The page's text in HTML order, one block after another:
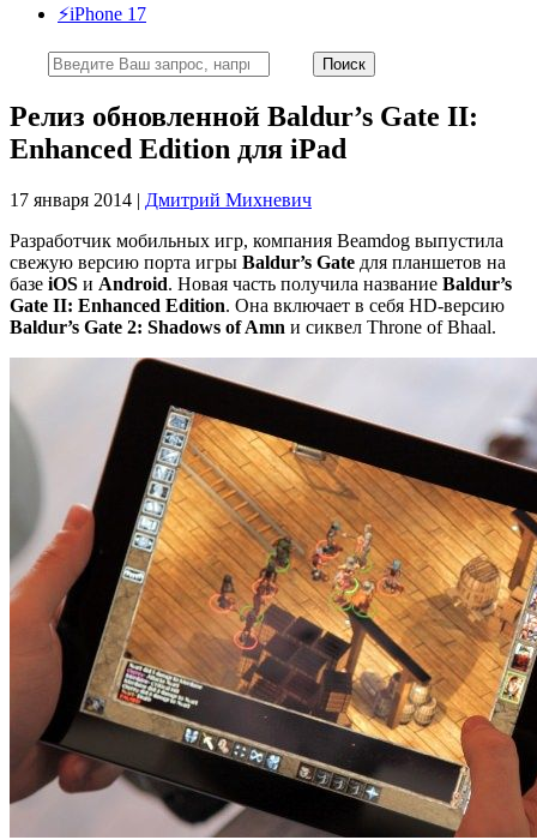
⚡️iPhone 17
Релиз обновленной Baldur’s Gate II:
Enhanced Edition для iPad
17 января 2014 | Дмитрий Михневич
Разработчик мобильных игр, компания Beamdog выпустила
свежую версию порта игры Baldur’s Gate для планшетов на
базе iOS и Android. Новая часть получила название Baldur’s
Gate II: Enhanced Edition. Она включает в себя HD-версию
Baldur’s Gate 2: Shadows of Amn и сиквел Throne of Bhaal.